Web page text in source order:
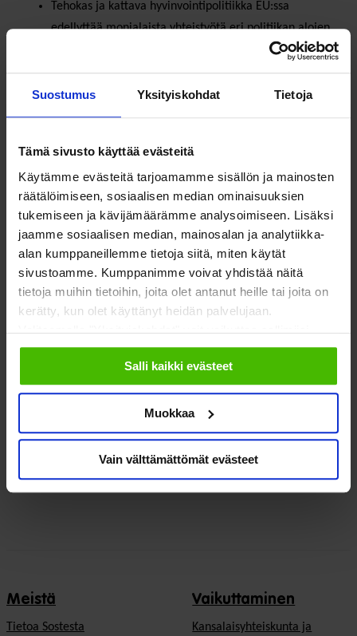
Suostumus Yksityiskohdat Tietoja
Tämä sivusto käyttää evästeitä
Käytämme evästeitä tarjoamamme sisällön ja mainosten
räätälöimiseen, sosiaalisen median ominaisuuksien
tukemiseen ja kävijämäärämme analysoimiseen. Lisäksi
jaamme sosiaalisen median, mainosalan ja analytiikka-
alan kumppaneillemme tietoja siitä, miten käytät
sivustoamme. Kumppanimme voivat yhdistää näitä
tietoja muihin tietoihin, joita olet antanut heille tai joita on
kerätty, kun olet käyttänyt heidän palvelujaan.
Valitsemalla "Yksityiskohdat" voit vaikuttaa sallimiisi
evästeisiin.
Salli kaikki evästeet
Muokkaa
Vain välttämättömät evästeet
Tehokas ja kattava hyvinvointipolitiikka EU:ssa
edellyttää monialaista yhteistyötä eri politiikan alojen
SOSTEn pääsihteeri Vertti Kiukas toivoo, että
hyvinvointitaloudenvisio ”Yhdessä tehty hyvä elämä kaikille”,
tarttua Euroopan Komission elvytys- ja sopeutumiskehyksen
mahdollisuuteen ja tehtävä näitä ​​sosiaalisia investointeja”.
Lue lisää:Ensimmäistä kertaa Suomen sote-järjestöistä
edustaja Euroopan talous- ja sosiaalikomiteaan
Lisätietoja:Vertti Kiukas
SOSTE Suomen sosiaali ja terveys ry
Yliopistonkatu 5
Meistä
Tietoa Sostesta
Vaikuttaminen
Kansalaisyhteiskunta ja